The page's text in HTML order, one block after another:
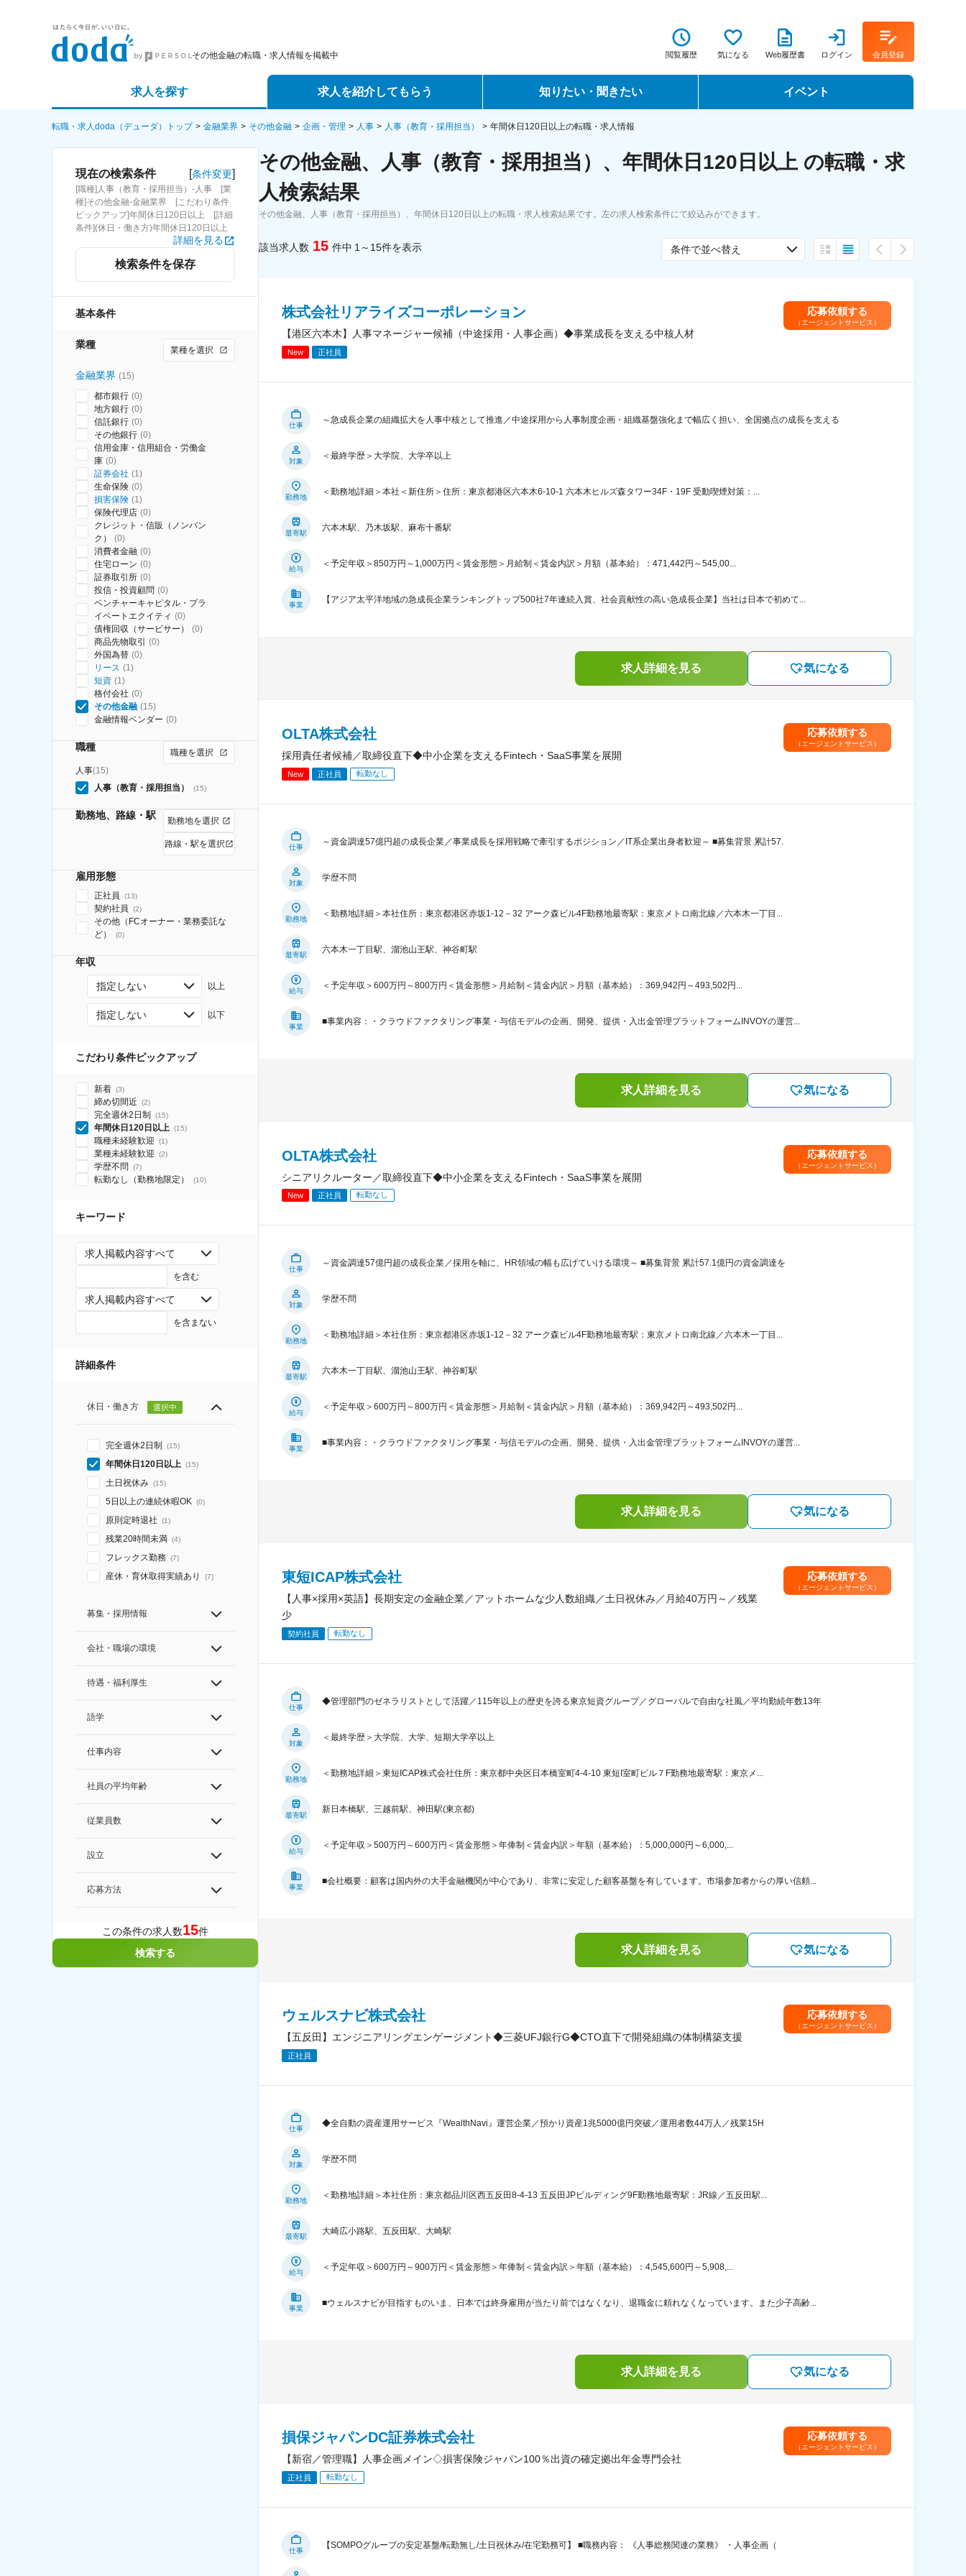
その他金融の転職・求人情報を掲載中 閲覧履歴 気になる Web履歴書 ログイン 会員登録
求人を探す
詳細条件から探す
求人特集から探す
求人を紹介してもらう
エージェントサービス
スカウトサービス
パートナーエージェントサービス
知りたい・聞きたい
転職ノウハウ
データで見る転職
イベント
転職フェア
転職・求人doda（デューダ）トップ 金融業界 その他金融 企画・管理 人事 人事（教育・採用担当） 年間休日120日以上の転職・求人情報
現在の検索条件 [条件変更]
[職種]人事（教育・採用担当）-人事 [業
種]その他金融-金融業界 [こだわり条件
ピックアップ]年間休日120日以上 [詳細
条件](休日・働き方)年間休日120日以上
詳細を見る
検索条件を保存
基本条件
業種 業種を選択
金融業界 (15)
都市銀行 (0)
地方銀行 (0)
信託銀行 (0)
その他銀行 (0)
信用金庫・信用組合・労働金
庫 (0)
証券会社 (1)
生命保険 (0)
損害保険 (1)
保険代理店 (0)
クレジット・信販（ノンバン
ク）
(0)
消費者金融 (0)
住宅ローン (0)
証券取引所 (0)
投信・投資顧問 (0)
ベンチャーキャピタル・プラ
イベートエクイティ (0)
債権回収（サービサー）
(0)
商品先物取引
(0)
外国為替 (0)
リース (1)
短資 (1)
格付会社 (0)
その他金融 (15)
金融情報ベンダー (0)
職種
職種を選択
人事(15)
人事（教育・採用担当）
(15)
勤務地、路線・駅 勤務地を選択
路線・駅を選択
雇用形態
正社員 (13)
契約社員 (2)
その他（FCオーナー・業務委託な
ど）
(0)
年収
指定しない 以上
指定しない 以下
こだわり条件ピックアップ
新着 (3)
締め切間近 (2)
完全週休2日制 (15)
年間休日120日以上 (15)
職種未経験歓迎 (1)
業種未経験歓迎 (2)
学歴不問 (7)
転勤なし（勤務地限定） (10)
キーワード
求人掲載内容すべて
を含む
求人掲載内容すべて
を含まない
詳細条件
休日・働き方 選択中
完全週休2日制 (15)
年間休日120日以上 (15)
土日祝休み (15)
5日以上の連続休暇OK (0)
原則定時退社 (1)
残業20時間未満 (4)
フレックス勤務 (7)
産休・育休取得実績あり (7)
募集・採用情報
会社・職場の環境
待遇・福利厚生
語学
仕事内容
社員の平均年齢
従業員数
設立
応募方法
この条件の求人数15件
検索する
その他金融、人事（教育・採用担当）、年間休日120日以上 の転職・求
人検索結果
その他金融、人事（教育・採用担当）、年間休日120日以上の転職・求人検索結果です。左の求人検索条件にて絞込みができます。
該当求人数 15 件中 1～15件を表示 条件で並べ替え
株式会社リアライズコーポレーション
【港区六本木】人事マネージャー候補（中途採用・人事企画）◆事業成長を支える中核人材
New 正社員
応募依頼する
（エージェントサービス）
仕事
～急成長企業の組織拡大を人事中核として推進／中途採用から人事制度企画・組織基盤強化まで幅広く担い、全国拠点の成長を支える
対象
＜最終学歴＞大学院、大学卒以上
勤務地
＜勤務地詳細＞本社＜新住所＞住所：東京都港区六本木6-10-1 六本木ヒルズ森タワー34F・19F 受動喫煙対策：...
最寄駅
六本木駅、乃木坂駅、麻布十番駅
給与
＜予定年収＞850万円～1,000万円＜賃金形態＞月給制＜賃金内訳＞月額（基本給）：471,442円～545,00...
事業
【アジア太平洋地域の急成長企業ランキングトップ500社7年連続入賞、社会貢献性の高い急成長企業】当社は日本で初めて...
求人詳細を見る 気になる
OLTA株式会社
採用責任者候補／取締役直下◆中小企業を支えるFintech・SaaS事業を展開
New 正社員 転勤なし
応募依頼する
（エージェントサービス）
仕事
～資金調達57億円超の成長企業／事業成長を採用戦略で牽引するポジション／IT系企業出身者歓迎～ ■募集背景 累計57.
対象
学歴不問
勤務地
＜勤務地詳細＞本社住所：東京都港区赤坂1-12－32 アーク森ビル4F勤務地最寄駅：東京メトロ南北線／六本木一丁目...
最寄駅
六本木一丁目駅、溜池山王駅、神谷町駅
給与
＜予定年収＞600万円～800万円＜賃金形態＞月給制＜賃金内訳＞月額（基本給）：369,942円～493,502円...
事業
■事業内容：・クラウドファクタリング事業・与信モデルの企画、開発、提供・入出金管理プラットフォームINVOYの運営...
求人詳細を見る 気になる
OLTA株式会社
シニアリクルーター／取締役直下◆中小企業を支えるFintech・SaaS事業を展開
New 正社員 転勤なし
応募依頼する
（エージェントサービス）
仕事
～資金調達57億円超の成長企業／採用を軸に、HR領域の幅も広げていける環境～ ■募集背景 累計57.1億円の資金調達を
対象
学歴不問
勤務地
＜勤務地詳細＞本社住所：東京都港区赤坂1-12－32 アーク森ビル4F勤務地最寄駅：東京メトロ南北線／六本木一丁目...
最寄駅
六本木一丁目駅、溜池山王駅、神谷町駅
給与
＜予定年収＞600万円～800万円＜賃金形態＞月給制＜賃金内訳＞月額（基本給）：369,942円～493,502円...
事業
■事業内容：・クラウドファクタリング事業・与信モデルの企画、開発、提供・入出金管理プラットフォームINVOYの運営...
求人詳細を見る 気になる
東短ICAP株式会社
【人事×採用×英語】長期安定の金融企業／アットホームな少人数組織／土日祝休み／月給40万円～／残業
少
契約社員 転勤なし
応募依頼する
（エージェントサービス）
仕事
◆管理部門のゼネラリストとして活躍／115年以上の歴史を誇る東京短資グループ／グローバルで自由な社風／平均勤続年数13年
対象
＜最終学歴＞大学院、大学、短期大学卒以上
勤務地
＜勤務地詳細＞東短ICAP株式会社住所：東京都中央区日本橋室町4-4-10 東短I室町ビル７F勤務地最寄駅：東京メ...
最寄駅
新日本橋駅、三越前駅、神田駅(東京都)
給与
＜予定年収＞500万円～600万円＜賃金形態＞年俸制＜賃金内訳＞年額（基本給）：5,000,000円～6,000,...
事業
■会社概要：顧客は国内外の大手金融機関が中心であり、非常に安定した顧客基盤を有しています。市場参加者からの厚い信頼...
求人詳細を見る 気になる
ウェルスナビ株式会社
【五反田】エンジニアリングエンゲージメント◆三菱UFJ銀行G◆CTO直下で開発組織の体制構築支援
正社員
応募依頼する
（エージェントサービス）
仕事
◆全自動の資産運用サービス『WealthNavi』運営企業／預かり資産1兆5000億円突破／運用者数44万人／残業15H
対象
学歴不問
勤務地
＜勤務地詳細＞本社住所：東京都品川区西五反田8-4-13 五反田JPビルディング9F勤務地最寄駅：JR線／五反田駅...
最寄駅
大崎広小路駅、五反田駅、大崎駅
給与
＜予定年収＞600万円～900万円＜賃金形態＞年俸制＜賃金内訳＞年額（基本給）：4,545,600円～5,908,...
事業
■ウェルスナビが目指すものいま、日本では終身雇用が当たり前ではなくなり、退職金に頼れなくなっています。また少子高齢...
求人詳細を見る 気になる
損保ジャパンDC証券株式会社
【新宿／管理職】人事企画メイン◇損害保険ジャパン100％出資の確定拠出年金専門会社
正社員 転勤なし
応募依頼する
（エージェントサービス）
仕事
【SOMPOグループの安定基盤/転勤無し/土日祝休み/在宅勤務可】 ■職務内容： 《人事総務関連の業務》 ・人事企画（